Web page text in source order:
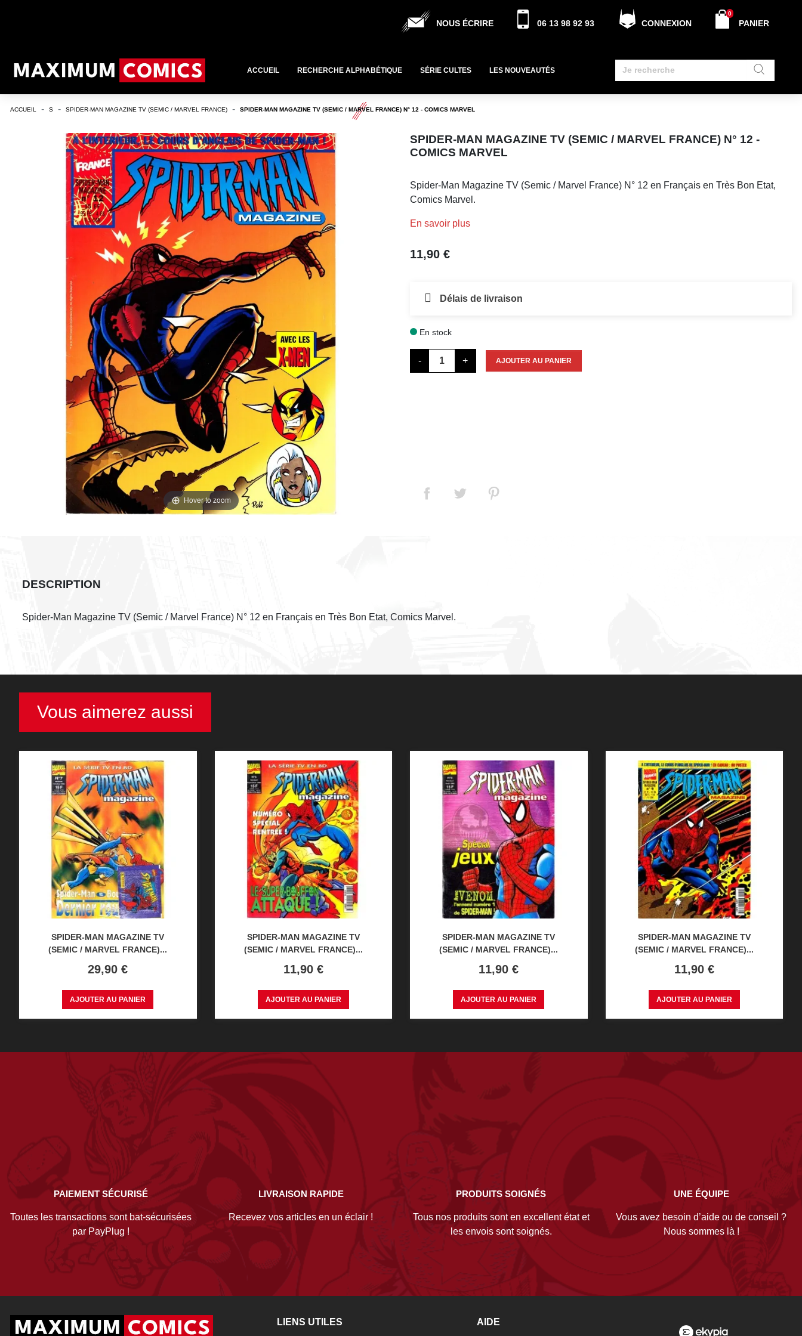
NOUS ÉCRIRE 06 13 98 92 93 CONNEXION PANIER
0
ACCUEIL RECHERCHE ALPHABÉTIQUE SÉRIE CULTES LES NOUVEAUTÉS
ACCUEIL S SPIDER-MAN MAGAZINE TV (SEMIC / MARVEL FRANCE) SPIDER-MAN MAGAZINE TV (SEMIC / MARVEL FRANCE) N° 12 - COMICS MARVEL
Hover to zoom
SPIDER-MAN MAGAZINE TV (SEMIC / MARVEL FRANCE) N° 12 -
COMICS MARVEL
Spider-Man Magazine TV (Semic / Marvel France) N° 12 en Français en Très Bon Etat,
Comics Marvel.
En savoir plus
11,90 €
Délais de livraison
En stock
- + AJOUTER AU PANIER
DESCRIPTION
Spider-Man Magazine TV (Semic / Marvel France) N° 12 en Français en Très Bon Etat, Comics Marvel.
Vous aimerez aussi
SPIDER-MAN MAGAZINE TV
(SEMIC / MARVEL FRANCE)...
Prix
29,90 €
AJOUTER AU PANIER
SPIDER-MAN MAGAZINE TV
(SEMIC / MARVEL FRANCE)...
Prix
11,90 €
AJOUTER AU PANIER
SPIDER-MAN MAGAZINE TV
(SEMIC / MARVEL FRANCE)...
Prix
11,90 €
AJOUTER AU PANIER
SPIDER-MAN MAGAZINE TV
(SEMIC / MARVEL FRANCE)...
Prix
11,90 €
AJOUTER AU PANIER
PAIEMENT SÉCURISÉ
Toutes les transactions sont bat-sécurisées
par PayPlug !
LIVRAISON RAPIDE
Recevez vos articles en un éclair !
PRODUITS SOIGNÉS
Tous nos produits sont en excellent état et
les envois sont soignés.
UNE ÉQUIPE
Vous avez besoin d’aide ou de conseil ?
Nous sommes là !
LIENS UTILES AIDE